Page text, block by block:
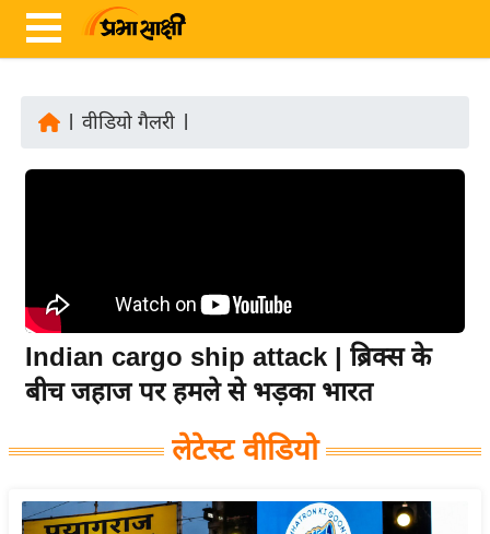
रा
ष्ट्री
य
अं
र्रा
य
वीडियो गैलरी
Indian cargo ship attack | ब्रिक्स के
बीच जहाज पर हमले से भड़का भारत
लेटेस्ट वीडियो